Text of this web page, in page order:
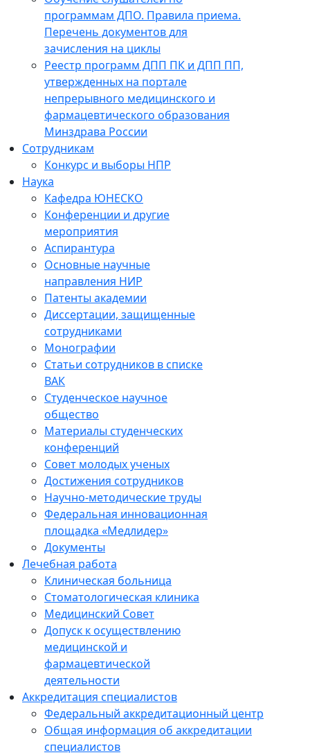
программам ДПО. Правила приема.
Перечень документов для
зачисления на циклы
Реестр программ ДПП ПК и ДПП ПП,
утвержденных на портале
непрерывного медицинского и
фармацевтического образования
Минздрава России
Сотрудникам
Конкурс и выборы НПР
Наука
Кафедра ЮНЕСКО
Конференции и другие
мероприятия
Аспирантура
Основные научные
направления НИР
Патенты академии
Диссертации, защищенные
сотрудниками
Монографии
Статьи сотрудников в списке
ВАК
Студенческое научное
общество
Материалы студенческих
конференций
Совет молодых ученых
Достижения сотрудников
Научно-методические труды
Федеральная инновационная
площадка «Медлидер»
Документы
Лечебная работа
Клиническая больница
Стоматологическая клиника
Медицинский Совет
Допуск к осуществлению
медицинской и
фармацевтической
деятельности
Аккредитация специалистов
Федеральный аккредитационный центр
Общая информация об аккредитации
специалистов